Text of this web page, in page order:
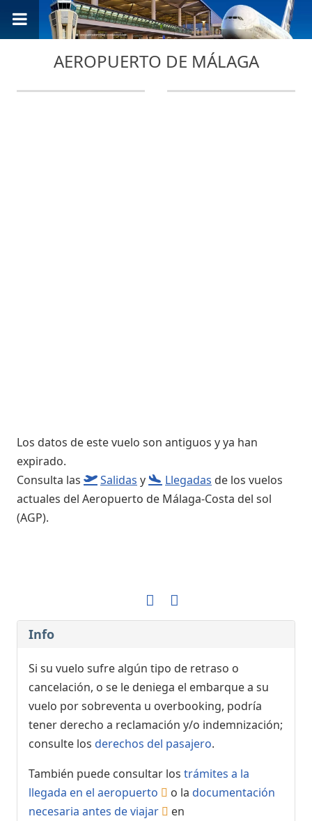
AEROPUERTO DE MÁLAGA
Los datos de este vuelo son antiguos y ya han
expirado.
Consulta las
Salidas y Llegadas de los vuelos
actuales del Aeropuerto de Málaga-Costa del sol
(AGP).
Info
Si su vuelo sufre algún tipo de retraso o
cancelación, o se le deniega el embarque a su
vuelo por sobreventa u overbooking, podría
tener derecho a reclamación y/o indemnización;
consulte los derechos del pasajero.
También puede consultar los trámites a la
llegada en el aeropuerto
o la documentación
necesaria antes de viajar
en